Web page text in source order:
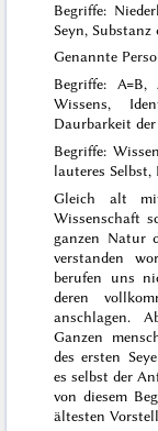
Begriffe:
Seyn,
Genannte
Begriffe: A=B,
Wissens,
Daurbarkeit der
Begriffe:
lauteres
Gleich alt
Wissenschaft
ganzen Natur
verstanden
berufen uns
deren
anschlagen.
Ganzen
desersten
es selbst der
von diesem
ältesten